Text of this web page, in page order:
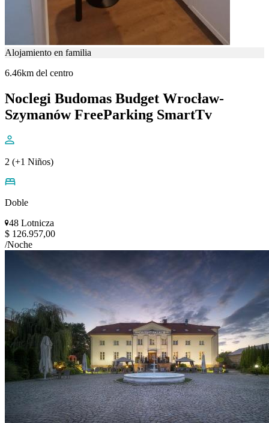
Alojamiento en familia
6.46km del centro
Noclegi Budomas Budget Wrocław-
Szymanów FreeParking SmartTv
2 (+1 Niños)
Doble
48 Lotnicza
$ 126.957,00
/Noche